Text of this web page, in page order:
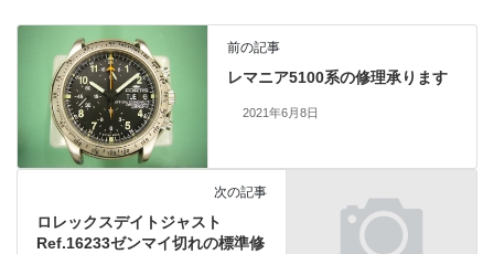
前の記事
レマニア5100系の修理承ります
2021年6月8日
次の記事
ロレックスデイトジャスト
Ref.16233ゼンマイ切れの標準修